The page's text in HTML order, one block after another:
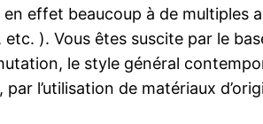
effet beaucoup à de multiples
). Vous êtes suscite par le
le style général
l’utilisation de matériaux